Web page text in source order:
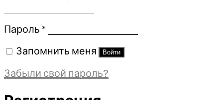
Пароль *Обязательно
Запомнить меня Войти
Забыли свой пароль?